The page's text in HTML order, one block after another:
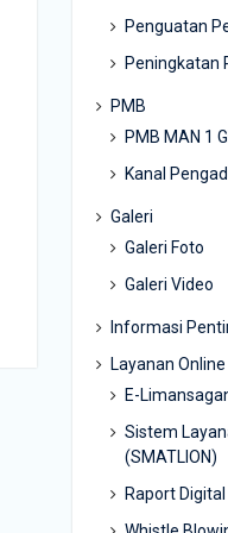
Penguatan
Peningkatan
PMB
PMB MAN 1
Kanal
Galeri
Galeri Foto
Galeri Video
Informasi
Layanan Online
E-
Sistem
(SMATLION)
Raport